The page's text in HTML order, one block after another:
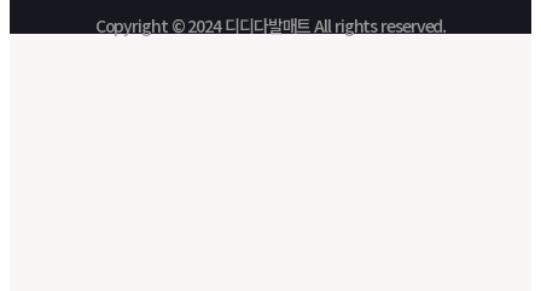
Copyright © 2024 디디다발매트 All rights reserved.